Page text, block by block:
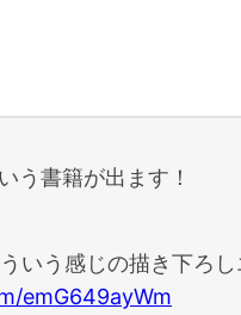
う書籍が出ます！
いう感じの描き下ろ
emG649ayWm